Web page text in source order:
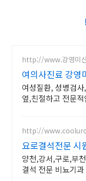
http://www.강영미
여의사진료 강영
여성질환, 성병검
옆,친절하고 전문
http://
요로결석전문 시
양천,강서,구로,부
결석 전문 비뇨기과